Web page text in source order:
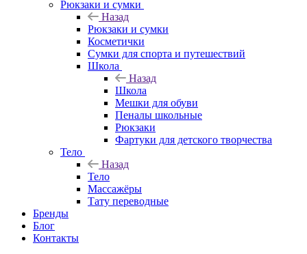
Рюкзаки и сумки
Назад
Рюкзаки и сумки
Косметички
Сумки для спорта и путешествий
Школа
Назад
Школа
Мешки для обуви
Пеналы школьные
Рюкзаки
Фартуки для детского творчества
Тело
Назад
Тело
Массажёры
Тату переводные
Бренды
Блог
Контакты